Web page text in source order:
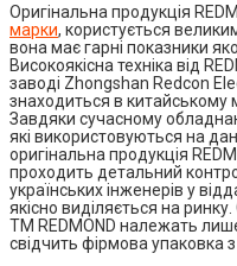
Оригінальна продукція
марки, користується
вона має гарні показники
Високоякісна техніка від
заводі Zhongshan Redcon
знаходиться в китайському
Завдяки сучасному
які використовуються на
оригінальна продукція
проходить детальний
українських інженерів у
якісно виділяється на
ТМ REDMOND належать
свідчить фірмова упаковка